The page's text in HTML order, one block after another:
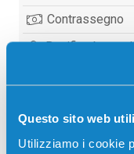
Questo sito web
Utilizziamo i cookie
Contrassegno
Bonifico
Descrizione